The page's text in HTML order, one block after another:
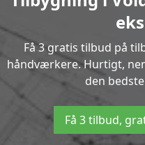
Få 3 gratis tilbud på
håndværkere. Hurtigt,
den
Få 3 tilbud,